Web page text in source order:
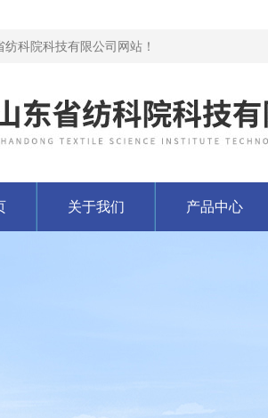
科院科技有限公司网站！
关于我们 产品中心